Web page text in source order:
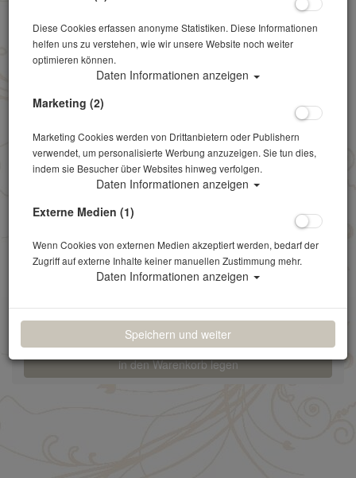
Artikelnr.: 4
20 cm (l) Verlustpreis: 2,33 €
0,36 €
Lieferbar in
in den Warenkorb legen
Diese Cookies erfassen anonyme Statistiken. Diese Informationen
helfen uns zu verstehen, wie wir unsere Website noch weiter
optimieren können.
Daten Informationen anzeigen
Marketing (2)
Marketing Cookies werden von Drittanbietern oder Publishern
verwendet, um personalisierte Werbung anzuzeigen. Sie tun dies,
indem sie Besucher über Websites hinweg verfolgen.
Daten Informationen anzeigen
Externe Medien (1)
Wenn Cookies von externen Medien akzeptiert werden, bedarf der
Zugriff auf externe Inhalte keiner manuellen Zustimmung mehr.
Daten Informationen anzeigen
Speichern und weiter